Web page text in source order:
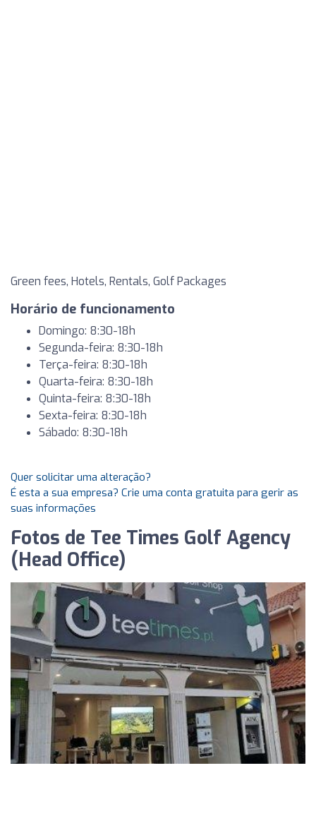
Green fees, Hotels, Rentals, Golf Packages
Horário de funcionamento
Domingo: 8:30-18h
Segunda-feira: 8:30-18h
Terça-feira: 8:30-18h
Quarta-feira: 8:30-18h
Quinta-feira: 8:30-18h
Sexta-feira: 8:30-18h
Sábado: 8:30-18h
Quer solicitar uma alteração?
É esta a sua empresa? Crie uma conta gratuita para gerir as
suas informações
Fotos de Tee Times Golf Agency
(Head Office)